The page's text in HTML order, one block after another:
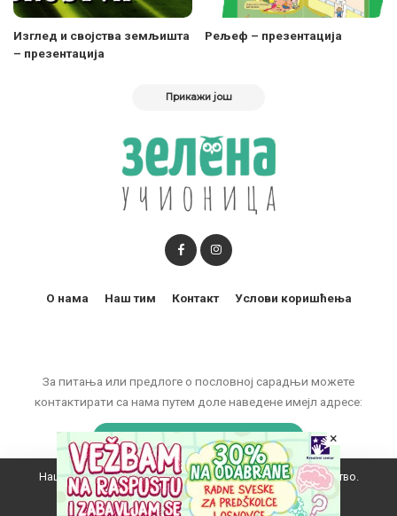
Изглед и својства земљишта
– презентација
Рељеф – презентација
Прикажи још
За питања или предлоге о пословној сарадњи можете
контактирати са нама путем доле наведене имејл адресе:
marketing@zelenaucionica.com
О нама Наш тим Контакт Услови коришћења
© 2011-2024 Copyright by Zelena učionica. All Rights reserved.
Наш вебсајт користи колачиће да побољша ваше искуство.
Прихватам
×